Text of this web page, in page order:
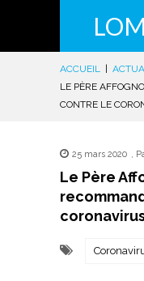
ACCUEIL
LE PÈRE
CONTRE LE
25 mars 2020 ,
Le Père